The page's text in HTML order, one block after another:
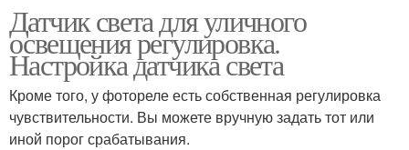
Датчик света для уличного
освещения регулировка.
Настройка датчика света
Кроме того, у фотореле есть собственная регулировка
чувствительности. Вы можете вручную задать тот или
иной порог срабатывания.